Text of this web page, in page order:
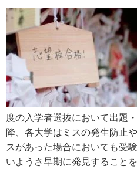
度の入学者選抜において出題
降、各大学はミスの発生防止
スがあった場合においても受
いようさ早期に発見すること